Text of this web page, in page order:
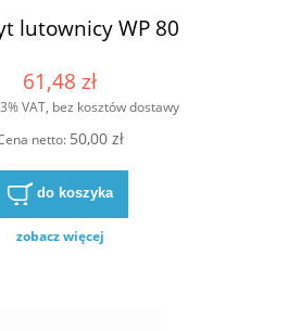
lutownicy WP 80
61,48 zł
VAT, bez kosztów dostawy
netto: 50,00 zł
do koszyka
zobacz więcej